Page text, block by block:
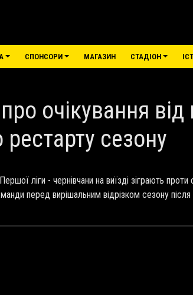
СПОНСОРИ МАГАЗИН СТАДІОН
очікування від
рестарту сезону
ліги - чернівчани на виїзді зіграють проти
перед вирішальним відрізком сезону після